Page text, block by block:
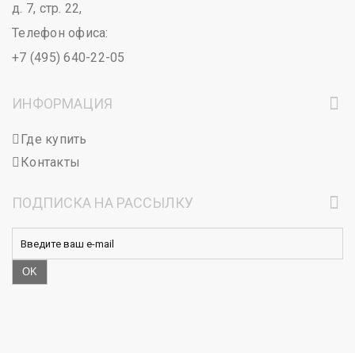
д. 7, стр. 22,
Телефон офиса:
+7 (495) 640-22-05
ИНФОРМАЦИЯ
Где купить
Контакты
ПОДПИСКА НА РАССЫЛКУ
OK